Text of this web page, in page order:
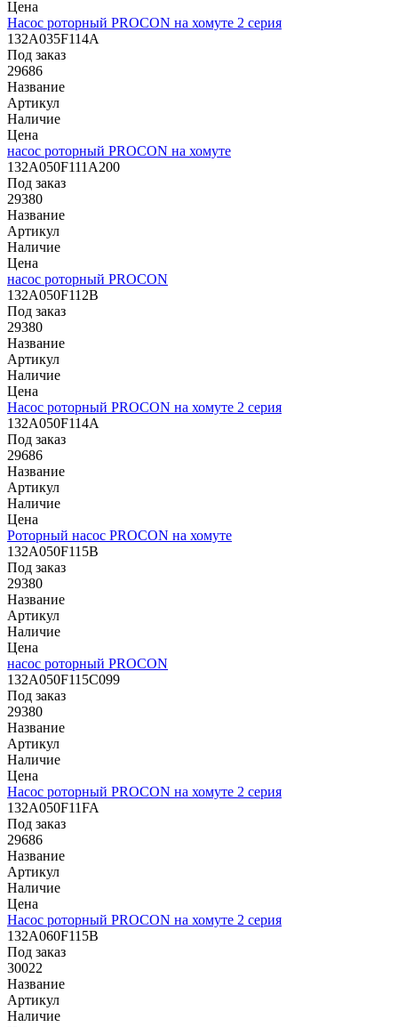
Цена
Насос роторный PROCON на хомуте 2 серия
132A035F114A
Под заказ
29686
Название
Артикул
Наличие
Цена
насос роторный PROCON на хомуте
132A050F111A200
Под заказ
29380
Название
Артикул
Наличие
Цена
насос роторный PROCON
132A050F112B
Под заказ
29380
Название
Артикул
Наличие
Цена
Насос роторный PROCON на хомуте 2 серия
132A050F114A
Под заказ
29686
Название
Артикул
Наличие
Цена
Роторный насос PROCON на хомуте
132A050F115B
Под заказ
29380
Название
Артикул
Наличие
Цена
насос роторный PROCON
132A050F115C099
Под заказ
29380
Название
Артикул
Наличие
Цена
Насос роторный PROCON на хомуте 2 серия
132A050F11FA
Под заказ
29686
Название
Артикул
Наличие
Цена
Насос роторный PROCON на хомуте 2 серия
132A060F115B
Под заказ
30022
Название
Артикул
Наличие